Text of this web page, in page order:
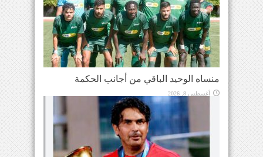
منساه الوحيد الباقي من أجانب الحكمة
أغسطس 8, 2026